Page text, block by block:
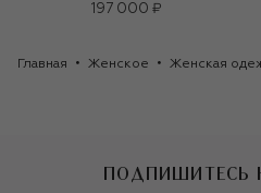
197 000 ₽
Главная Женское Женская
ПОДПИШИТЕСЬ